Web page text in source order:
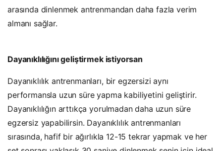
arasında dinlenmek antrenmandan daha fazla verim
almanı sağlar.
Dayanıklılığını geliştirmek istiyorsan
Dayanıklılık antrenmanları, bir egzersizi aynı
performansla uzun süre yapma kabiliyetini geliştirir.
Dayanıklılığın arttıkça yorulmadan daha uzun süre
egzersiz yapabilirsin. Dayanıklılık antrenmanları
sırasında, hafif bir ağırlıkla 12-15 tekrar yapmak ve her